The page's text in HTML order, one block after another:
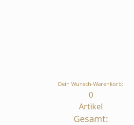
Dein Wunsch-Warenkorb:
0
Artikel
Gesamt: